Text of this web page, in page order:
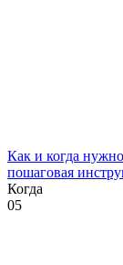
Как и когда
пошаговая
Когда
05